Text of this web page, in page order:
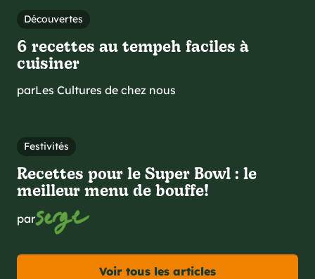
Découvertes
6 recettes au tempeh faciles à
cuisiner
parLes Cultures de chez nous
Festivités
Recettes pour le Super Bowl : le
meilleur menu de bouffe!
par
Voir tous les articles